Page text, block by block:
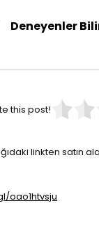
Deneyenler
this post!
linkten satın
oao1htvsju